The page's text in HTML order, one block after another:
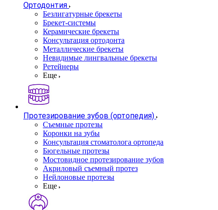
Ортодонтия
Безлигатурные брекеты
Брекет-системы
Керамические брекеты
Консультация ортодонта
Металлические брекеты
Невидимые лингвальные брекеты
Ретейнеры
Еще
Протезирование зубов (ортопедия)
Съемные протезы
Коронки на зубы
Консультация стоматолога ортопеда
Бюгельные протезы
Мостовидное протезирование зубов
Акриловый съемный протез
Нейлоновые протезы
Еще